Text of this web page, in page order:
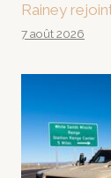
Rainey
7 août 2026